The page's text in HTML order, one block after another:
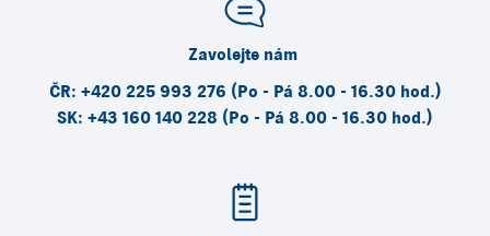
Zavolejte nám
ČR: +420 225 993 276 (Po - Pá 8.00 - 16.30 hod.)
SK: +43 160 140 228 (Po - Pá 8.00 - 16.30 hod.)